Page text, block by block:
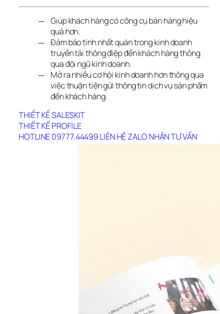
Giúp khách hàng có công cụ bán hàng hiệu
quả hơn.
Đảm bảo tính nhất quán trong kinh doanh
truyền tải thông điệp đến khách hàng thông
qua đội ngũ kinh doanh.
Mở ra nhiều cơ hội kinh doanh hơn thông qua
việc thuận tiện gửi thông tin dịch vụ sản phẩm
đến khách hàng.
THIẾT KẾ SALESKIT
THIẾT KẾ PROFILE
HOTLINE 09777.44499 LIÊN HỆ ZALO NHẬN TƯ VẤN